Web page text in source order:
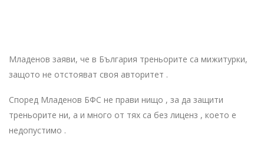
Младенов заяви, че в България треньорите са мижитурки,
защото не отстояват своя авторитет .
Според Младенов БФС не прави нищо , за да защити
треньорите ни, а и много от тях са без лиценз , което е
недопустимо .